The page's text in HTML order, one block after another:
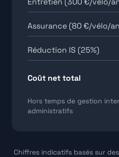
Assurance (80 €/vélo/
Réduction IS (25%)
Coût net total
Hors temps de gestion
administratifs
Chiffres indicatifs basés sur